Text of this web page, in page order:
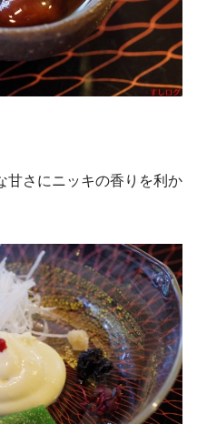
甘さにニッキの香りを利か